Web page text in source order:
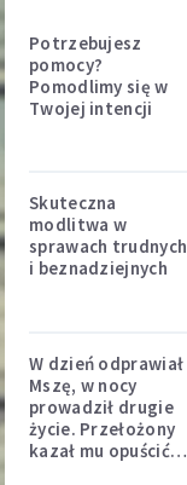
Potrzebujesz
pomocy?
Pomodlimy się w
Twojej intencji
Skuteczna
modlitwa w
sprawach trudnych
i beznadziejnych
W dzień odprawiał
Mszę, w nocy
prowadził drugie
życie. Przełożony
kazał mu opuścić